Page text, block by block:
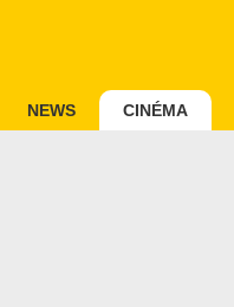
NEWS CINÉMA